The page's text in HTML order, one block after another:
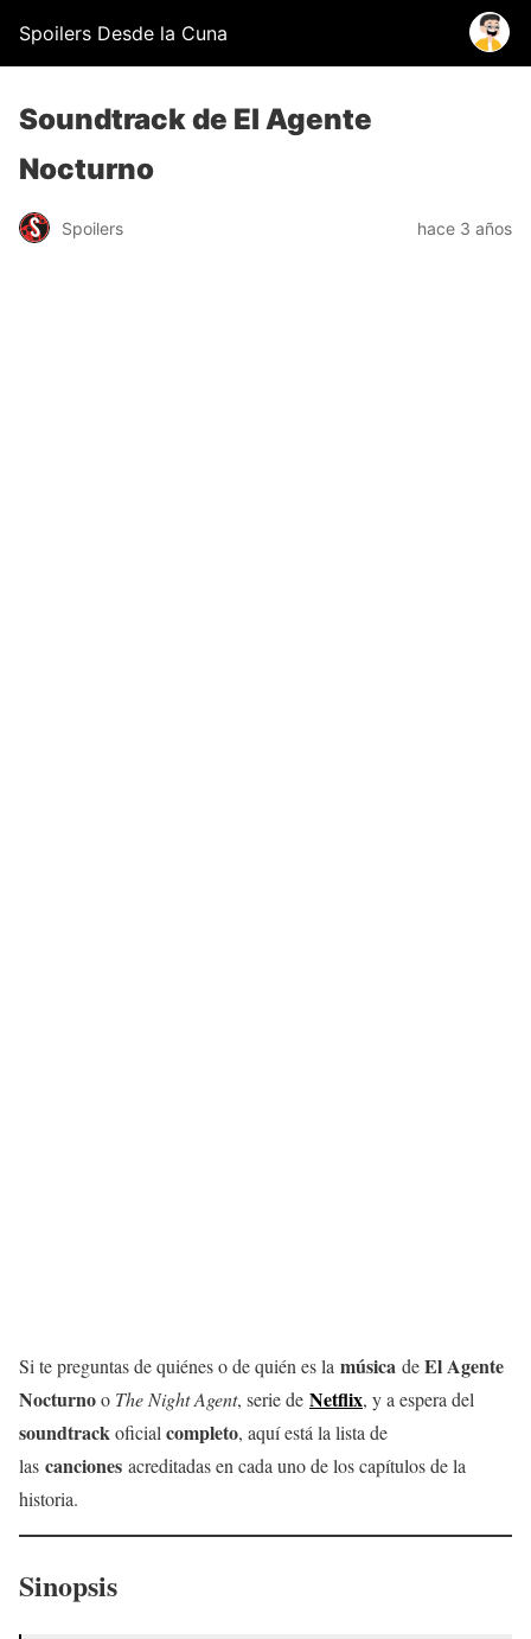
Spoilers Desde la Cuna
Soundtrack de El Agente
Nocturno
Spoilers hace 3 años
Si te preguntas de quiénes o de quién es la música deEl Agente
Nocturnoo The Night Agent, serie de Netflix, y a espera del
soundtrackoficial completo, aquí está la lista de
las canciones acreditadas en cada uno de los capítulos de la
historia.
Sinopsis